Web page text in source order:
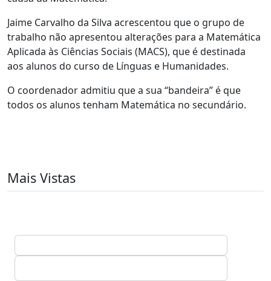
Jaime Carvalho da Silva acrescentou que o grupo de
trabalho não apresentou alterações para a Matemática
Aplicada às Ciências Sociais (MACS), que é destinada
aos alunos do curso de Línguas e Humanidades.
O coordenador admitiu que a sua “bandeira” é que
todos os alunos tenham Matemática no secundário.
Mais Vistas